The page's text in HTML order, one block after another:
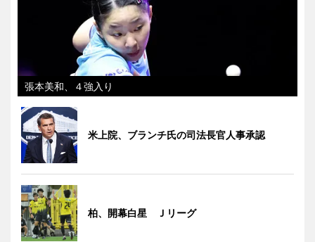
張本美和、４強入り
米上院、ブランチ氏の司法長官人事承認
柏、開幕白星 Ｊリーグ